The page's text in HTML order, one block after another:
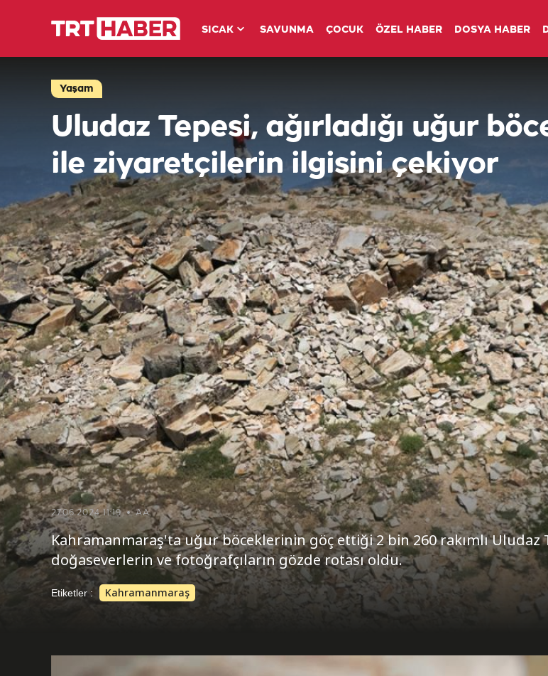
SICAK SAVUNMA ÇOCUK ÖZEL HABER DOSYA HABER
Yaşam
Uludaz Tepesi, ağırladığı uğur
ile ziyaretçilerin ilgisini çekiyor
27.06.2024 11:19 AA
Kahramanmaraş'ta uğur böceklerinin göç ettiği 2 bin 260 rakımlı Uludaz
doğaseverlerin ve fotoğrafçıların gözde rotası oldu.
Etiketler : Kahramanmaraş